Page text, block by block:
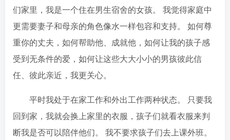
们家里，我是一个住在男生宿舍的女孩。 我觉得家庭中
更需要妻子和母亲的角色像水一样包容和支持。 如何尊
重你的丈夫，如何帮助他、成就他，如何让我的孩子感
受到无条件的爱，如何让这些大大小小的男孩彼此信
任、彼此亲近，我更关心。
平时我处于在家工作和外出工作两种状态。 只要我
回到家，我就会换上家里的衣服，孩子们就看衣服来判
断我是否可以陪伴他们。 我不要求孩子们去上课外班。